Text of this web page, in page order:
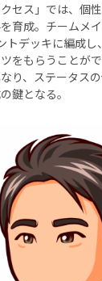
クセス」では、個
育成。チームメ
トデッキに編成
をもらうことが
り、ステータス
鍵となる。